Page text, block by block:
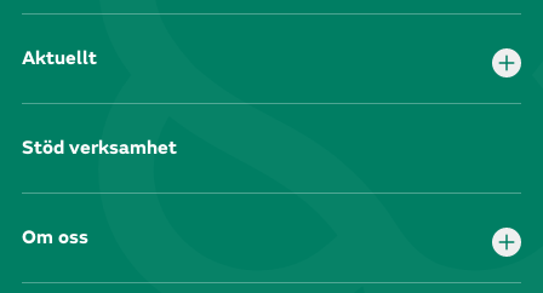
Aktuellt
Stöd verksamhet
Om oss